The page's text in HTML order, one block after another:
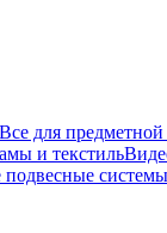
Все для
и текстиль
системы